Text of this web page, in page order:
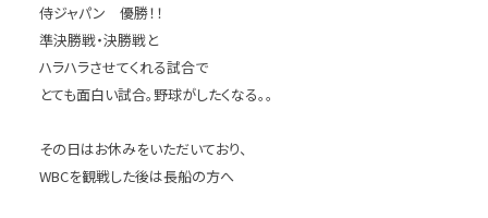
侍ジャパン 優勝！！
準決勝戦・決勝戦と
ハラハラさせてくれる試合で
とても面白い試合。野球がしたくなる。。
その日はお休みをいただいており、
WBCを観戦した後は長船の方へ